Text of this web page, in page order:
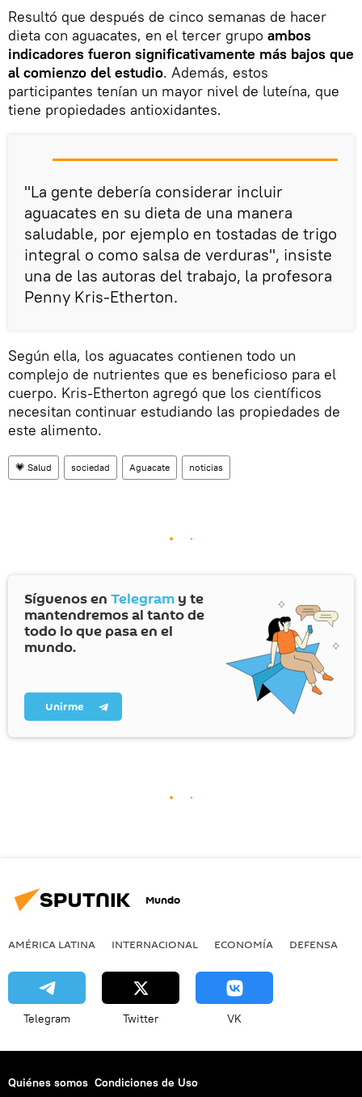
Resultó que después de cinco semanas de hacer
dieta con aguacates, en el tercer grupo ambos
indicadores fueron significativamente más bajos que
al comienzo del estudio. Además, estos
participantes tenían un mayor nivel de luteína, que
tiene propiedades antioxidantes.
"La gente debería considerar incluir
aguacates en su dieta de una manera
saludable, por ejemplo en tostadas de trigo
integral o como salsa de verduras", insiste
una de las autoras del trabajo, la profesora
Penny Kris-Etherton.
Según ella, los aguacates contienen todo un
complejo de nutrientes que es beneficioso para el
cuerpo. Kris-Etherton agregó que los científicos
necesitan continuar estudiando las propiedades de
este alimento.
💗 Salud sociedad Aguacate noticias
Síguenos en Telegram y te
mantendremos al tanto de
todo lo que pasa en el
mundo.
Unirme
Mundo
AMÉRICA LATINA INTERNACIONAL ECONOMÍA DEFENSA
Telegram Twitter VK
Quiénes somos Condiciones de Uso